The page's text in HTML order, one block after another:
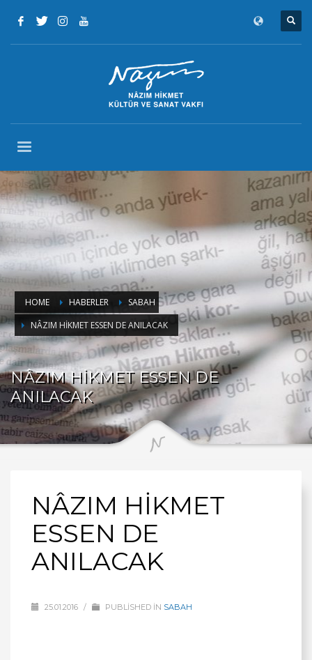
HOME HABERLER
SABAH
NÂZIM HİKMET ESSEN DE ANILACAK
NÂZIM HİKMET ESSEN DE
ANILACAK
NÂZIM HİKMET
ESSEN DE
ANILACAK
25.01.2016 / PUBLISHED IN SABAH